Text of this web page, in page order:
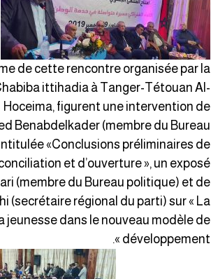
de cette rencontre organisée par
ittihadia à Tanger-Tétouan
Hoceima, figurent une intervention
Benabdelkader (membre du
«Conclusions préliminaires
et d’ouverture », un
(membre du Bureau politique) et
(secrétaire régional du parti) sur «
jeunesse dans le nouveau modèle
développement